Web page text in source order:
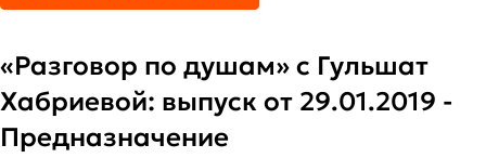
«Разговор по душам» с Гульшат
Хабриевой: выпуск от 29.01.2019 -
Предназначение